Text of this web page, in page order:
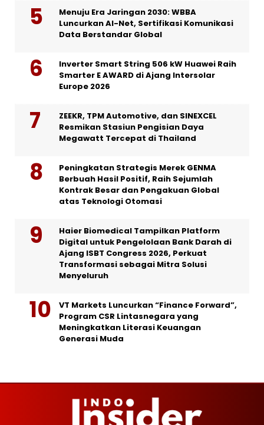
Menuju Era Jaringan 2030: WBBA
Luncurkan AI-Net, Sertifikasi Komunikasi
Data Berstandar Global
Inverter Smart String 506 kW Huawei Raih
Smarter E AWARD di Ajang Intersolar
Europe 2026
ZEEKR, TPM Automotive, dan SINEXCEL
Resmikan Stasiun Pengisian Daya
Megawatt Tercepat di Thailand
Peningkatan Strategis Merek GENMA
Berbuah Hasil Positif, Raih Sejumlah
Kontrak Besar dan Pengakuan Global
atas Teknologi Otomasi
Haier Biomedical Tampilkan Platform
Digital untuk Pengelolaan Bank Darah di
Ajang ISBT Congress 2026, Perkuat
Transformasi sebagai Mitra Solusi
Menyeluruh
VT Markets Luncurkan “Finance Forward”,
Program CSR Lintasnegara yang
Meningkatkan Literasi Keuangan
Generasi Muda